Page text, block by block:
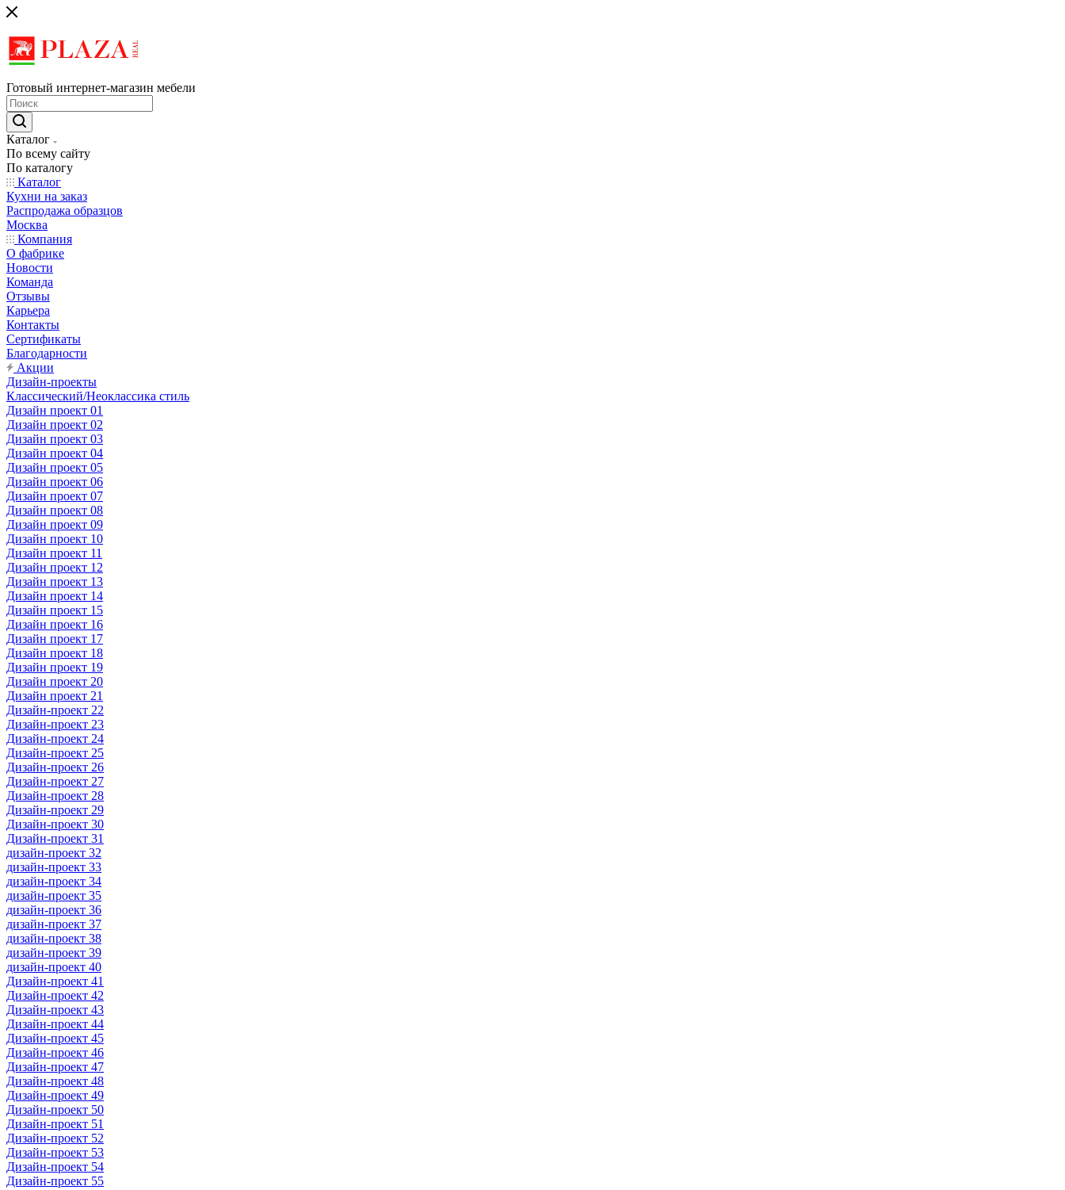
Готовый интернет-магазин мебели
Каталог
По всему сайту
По каталогу
Каталог
Кухни на заказ
Распродажа образцов
Москва
Компания
О фабрике
Новости
Команда
Отзывы
Карьера
Контакты
Сертификаты
Благодарности
Акции
Дизайн-проекты
Классический/Неоклассика стиль
Дизайн проект 01
Дизайн проект 02
Дизайн проект 03
Дизайн проект 04
Дизайн проект 05
Дизайн проект 06
Дизайн проект 07
Дизайн проект 08
Дизайн проект 09
Дизайн проект 10
Дизайн проект 11
Дизайн проект 12
Дизайн проект 13
Дизайн проект 14
Дизайн проект 15
Дизайн проект 16
Дизайн проект 17
Дизайн проект 18
Дизайн проект 19
Дизайн проект 20
Дизайн проект 21
Дизайн-проект 22
Дизайн-проект 23
Дизайн-проект 24
Дизайн-проект 25
Дизайн-проект 26
Дизайн-проект 27
Дизайн-проект 28
Дизайн-проект 29
Дизайн-проект 30
Дизайн-проект 31
дизайн-проект 32
дизайн-проект 33
дизайн-проект 34
дизайн-проект 35
дизайн-проект 36
дизайн-проект 37
дизайн-проект 38
дизайн-проект 39
дизайн-проект 40
Дизайн-проект 41
Дизайн-проект 42
Дизайн-проект 43
Дизайн-проект 44
Дизайн-проект 45
Дизайн-проект 46
Дизайн-проект 47
Дизайн-проект 48
Дизайн-проект 49
Дизайн-проект 50
Дизайн-проект 51
Дизайн-проект 52
Дизайн-проект 53
Дизайн-проект 54
Дизайн-проект 55